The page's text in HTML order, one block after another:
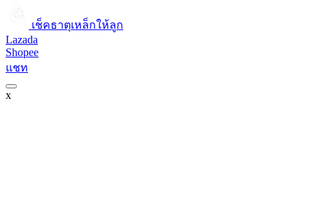
เช็คธาตุเหล็กให้ลูก​
Lazada
Shopee
แชท
x